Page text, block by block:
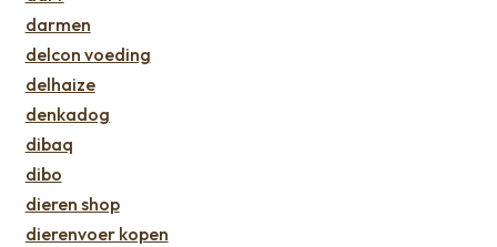
darmen
delcon voeding
delhaize
denkadog
dibaq
dibo
dieren shop
dierenvoer kopen